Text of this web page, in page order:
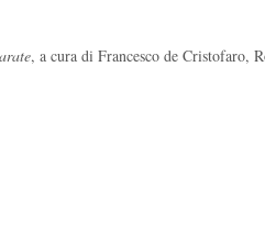
, a cura di Francesco de Cristofaro,